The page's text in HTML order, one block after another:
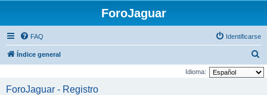
ForoJaguar
FAQ Identificarse
Índice general
u
Idioma:
ForoJaguar - Registro